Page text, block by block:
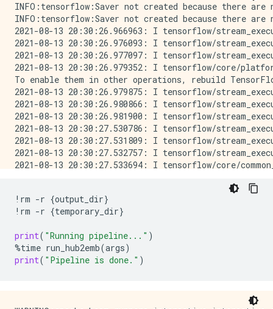
INFO:tensorflow:Saver not created because there
INFO:tensorflow:Saver not created because there
2021-08-13 20:30:26.966963: I tensorflow/
2021-08-13 20:30:26.976093: I tensorflow/
2021-08-13 20:30:26.977097: I tensorflow/
2021-08-13 20:30:26.979352: I tensorflow/core/
To enable them in other operations, rebuild
2021-08-13 20:30:26.979875: I tensorflow/
2021-08-13 20:30:26.980866: I tensorflow/
2021-08-13 20:30:26.981900: I tensorflow/
2021-08-13 20:30:27.530786: I tensorflow/
2021-08-13 20:30:27.531809: I tensorflow/
2021-08-13 20:30:27.532757: I tensorflow/
2021-08-13 20:30:27.533694: I tensorflow/core/
A Gaussian random weight matrix was creates with
Storing random projection matrix to disk...
Pipeline args are set.
  warnings.warn(msg, category=FutureWarning)
{'job_name': 'hub2emb-210813-203032',
'runner': 'DirectRunner',
! rm -r {output_dir}
! rm -r {temporary_dir}
print( "Running pipeline..." )
%time run_hub2emb(args)
print( "Pipeline is done." )